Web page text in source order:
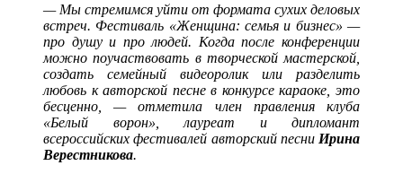
— Мы стремимся уйти от формата сухих деловых
встреч. Фестиваль «Женщина: семья и бизнес» —
про душу и про людей. Когда после конференции
можно поучаствовать в творческой мастерской,
создать семейный видеоролик или разделить
любовь к авторской песне в конкурсе караоке, это
бесценно, — отметила член правления клуба
«Белый ворон», лауреат и дипломант
всероссийских фестивалей авторский песни Ирина
Верестникова.